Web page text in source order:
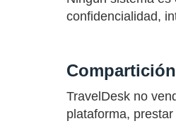
confidencialidad,
TravelDesk no
plataforma,